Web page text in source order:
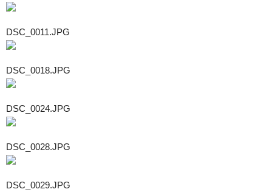
DSC_0011.JPG
DSC_0018.JPG
DSC_0024.JPG
DSC_0028.JPG
DSC_0029.JPG